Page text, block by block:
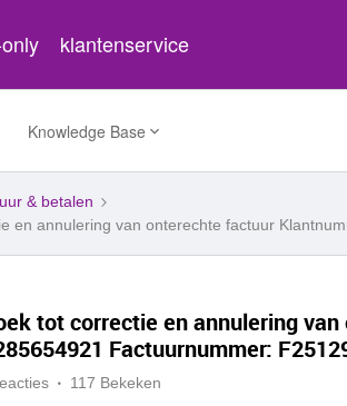
klantenservice
Knowledge Base
& betalen
en annulering van onterechte factuur
tot correctie en annulering van
Factuurnummer:
117 Bekeken